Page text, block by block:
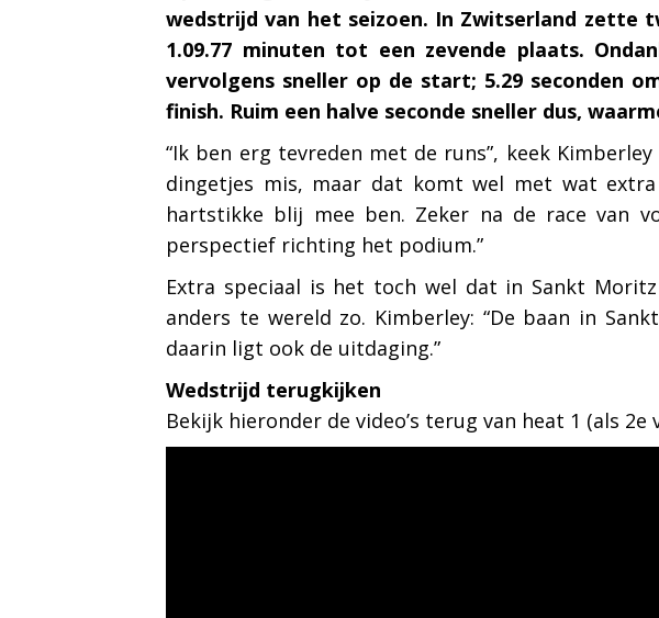
wedstrijd van het seizoen. In Zwitserland zette
1.09.77 minuten tot een zevende plaats.
vervolgens sneller op de start; 5.29 seconden
finish. Ruim een halve seconde sneller dus,
“Ik ben erg tevreden met de runs”, keek
dingetjes mis, maar dat komt wel met wat
hartstikke blij mee ben. Zeker na de race van
perspectief richting het podium.”
Extra speciaal is het toch wel dat in Sankt
anders te wereld zo. Kimberley: “De baan in
daarin ligt ook de uitdaging.”
Wedstrijd terugkijken
Bekijk hieronder de video’s terug van heat 1 (als